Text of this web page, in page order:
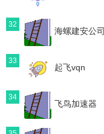
32
海螺建安公司
33
起飞vqn
34
飞鸟加速器